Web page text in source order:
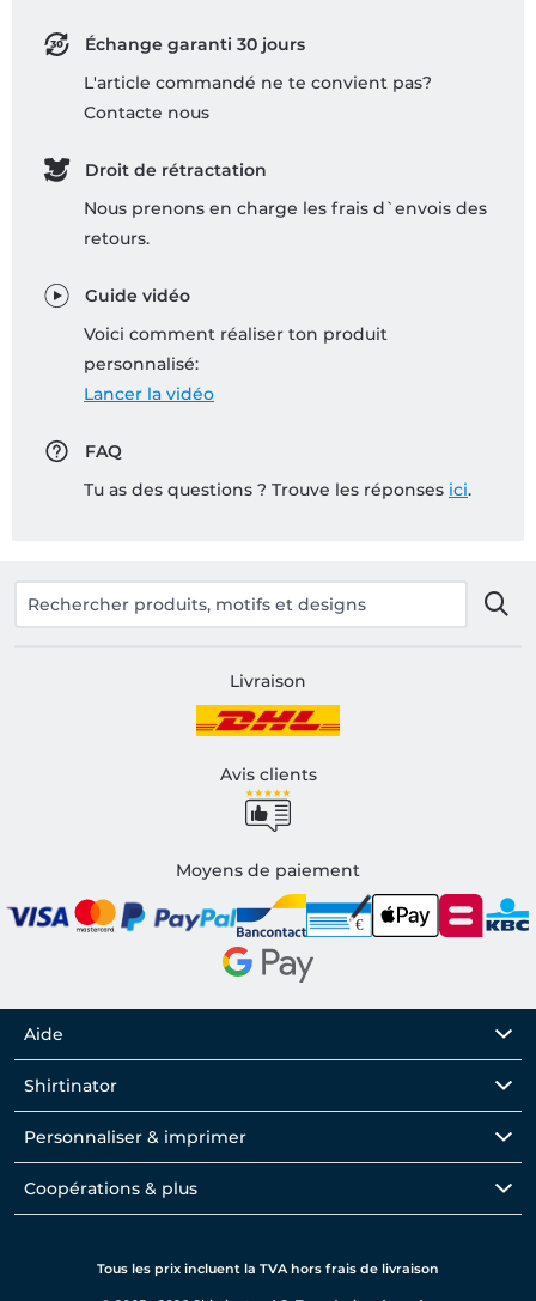
Échange garanti 30 jours
L'article commandé ne te convient pas?
Contacte nous
Droit de rétractation
Nous prenons en charge les frais d`envois des
retours.
Guide vidéo
Voici comment réaliser ton produit
personnalisé:
Lancer la vidéo
FAQ
Tu as des questions ? Trouve les réponses ici.
Livraison
Avis clients
Moyens de paiement
Aide
Shirtinator
Personnaliser & imprimer
Coopérations & plus
Tous les prix incluent la TVA hors frais de livraison